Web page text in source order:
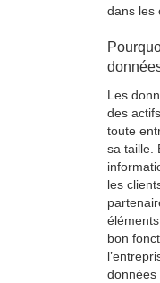
dans les
Les
des
toute
sa taille.
les
bon
données